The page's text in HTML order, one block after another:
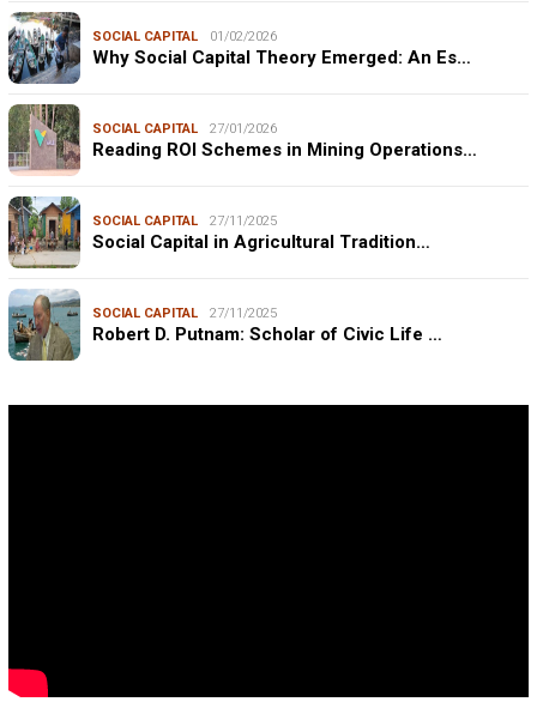
SOCIAL CAPITAL 01/02/2026
Why Social Capital Theory Emerged: An Es…
SOCIAL CAPITAL 27/01/2026
Reading ROI Schemes in Mining Operations…
SOCIAL CAPITAL 27/11/2025
Social Capital in Agricultural Tradition…
SOCIAL CAPITAL 27/11/2025
Robert D. Putnam: Scholar of Civic Life …